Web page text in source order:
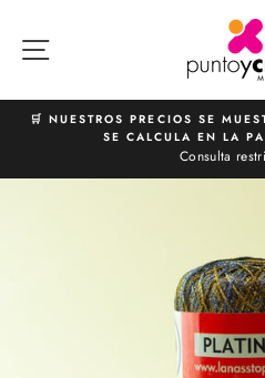
directamente
🛒 NUESTROS PRECIOS SE
SE CALCULA EN LA
Consulta